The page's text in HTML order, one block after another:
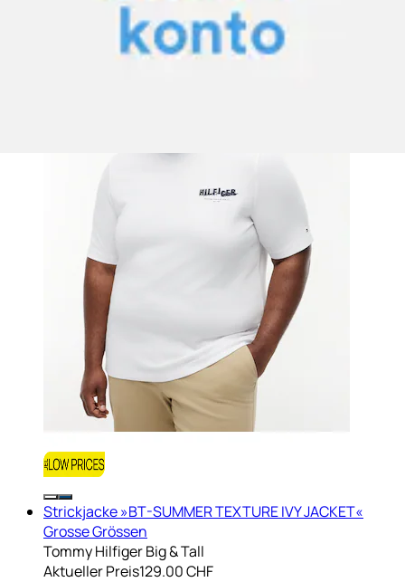
Strickjacke »BT-SUMMER TEXTURE IVY JACKET«
Grosse Grössen
Tommy Hilfiger Big & Tall
Aktueller Preis129.00 CHF